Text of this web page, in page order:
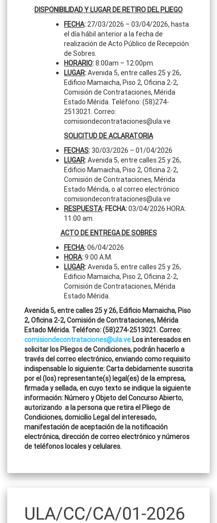
DISPONIBILIDAD Y LUGAR DE RETIRO DEL PLIEGO
FECHA: 27/03/2026 – 03/04/2026, hasta
el día hábil anterior a la fecha de
realización de Acto Público de Recepción
de Sobres.
HORARIO:8:00am – 12:00pm.
LUGAR:Avenida 5, entre calles 25 y 26,
Edificio Mamaicha, Piso 2, Oficina 2-2,
Comisión de Contrataciones, Mérida
Estado Mérida. Teléfono: (58)274-
2513021. Correo:
comisiondecontrataciones@ula.ve
SOLICITUD DE ACLARATORIA
FECHAS:30/03/2026 – 01/04/2026
LUGAR:Avenida 5, entre calles 25 y 26,
Edificio Mamaicha, Piso 2, Oficina 2-2,
Comisión de Contrataciones, Mérida
Estado Mérida, o al correo electrónico
comisiondecontrataciones@ula.ve
RESPUESTA: FECHA:03/04/2026 HORA:
11:00 am.
ACTO DE ENTREGA DE SOBRES
FECHA:06/04/2026
HORA:9:00 A.M.
LUGAR:Avenida 5, entre calles 25 y 26,
Edificio Mamaicha, Piso 2, Oficina 2-2,
Comisión de Contrataciones, Mérida
Estado Mérida.
Avenida 5, entre calles 25 y 26, Edificio Mamaicha, Piso
2, Oficina 2-2, Comisión de Contrataciones, Mérida
Estado Mérida. Teléfono: (58)274-2513021. Correo:
comisiondecontrataciones@ula.ve Los interesados en
solicitar los Pliegos de Condiciones, podrán hacerlo a
través del correo electrónico, enviando como requisito
indispensable lo siguiente: Carta debidamente suscrita
por el (los) representante(s) legal(es) de la empresa,
firmada y sellada, en cuyo texto se indique la siguiente
información: Número y Objeto del Concurso Abierto,
autorizando a la persona que retira el Pliego de
Condiciones, domicilio Legal del interesado,
manifestación de aceptación de la notificación
electrónica, dirección de correo electrónico y números
de teléfonos locales y celulares.
ULA/CC/CA/01-2026